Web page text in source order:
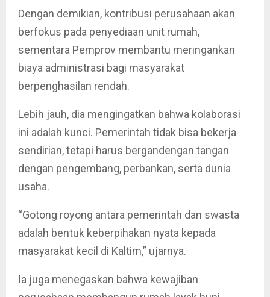
Dengan demikian, kontribusi perusahaan akan
berfokus pada penyediaan unit rumah,
sementara Pemprov membantu meringankan
biaya administrasi bagi masyarakat
berpenghasilan rendah.
Lebih jauh, dia mengingatkan bahwa kolaborasi
ini adalah kunci. Pemerintah tidak bisa bekerja
sendirian, tetapi harus bergandengan tangan
dengan pengembang, perbankan, serta dunia
usaha.
“Gotong royong antara pemerintah dan swasta
adalah bentuk keberpihakan nyata kepada
masyarakat kecil di Kaltim,” ujarnya.
Ia juga menegaskan bahwa kewajiban